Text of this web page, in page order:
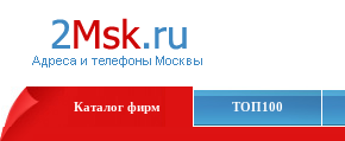
Каталог фирм ТОП100